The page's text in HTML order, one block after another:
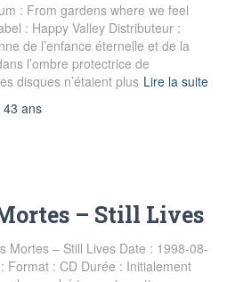
: From gardens where we feel
: Happy Valley Distributeur :
de l’enfance éternelle et de la
l’ombre protectrice de
disques n’étaient plus Lire la suite
43 ans
– Still Lives
Mortes – Still Lives Date : 1998-08-
Format : CD Durée : Initialement